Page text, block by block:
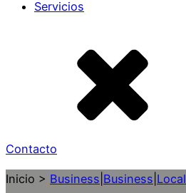
Servicios
Contacto
Inicio > Business Business Local